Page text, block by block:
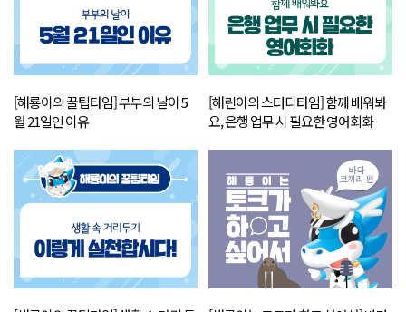
[해룡이의 꿀팁타임] 부부의 날이 5
월 21일인 이유
[해린이의 스터디타임] 함께 배워봐
요, 은행 업무 시 필요한 영어회화